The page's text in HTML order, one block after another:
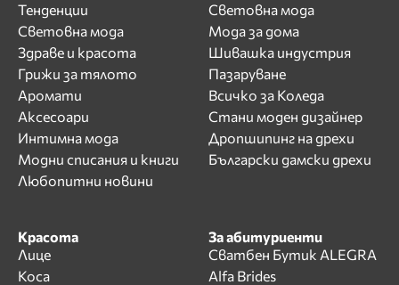
Тенденции
Световна мода
Здраве и красота
Грижи за тялото
Аромати
Аксесоари
Интимна мода
Модни списания и книги
Любопитни новини
Световна мода
Мода за дома
Шивашка индустрия
Пазаруване
Всичко за Коледа
Стани моден дизайнер
Дропшипинг на дрехи
Български дамски дрехи
Красота
Лице
Коса
За абитуриенти
Сватбен Бутик ALEGRA
Alfa Brides